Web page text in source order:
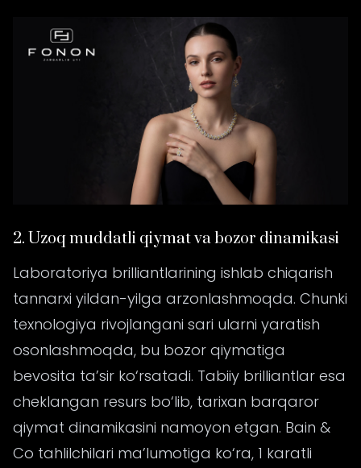
2. Uzoq muddatli qiymat va bozor dinamikasi
Laboratoriya brilliantlarining ishlab chiqarish
tannarxi yildan-yilga arzonlashmoqda. Chunki
texnologiya rivojlangani sari ularni yaratish
osonlashmoqda, bu bozor qiymatiga
bevosita ta’sir ko‘rsatadi. Tabiiy brilliantlar esa
cheklangan resurs bo‘lib, tarixan barqaror
qiymat dinamikasini namoyon etgan. Bain &
Co tahlilchilari ma’lumotiga ko‘ra, 1 karatli